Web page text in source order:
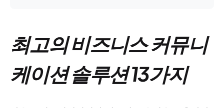
최고의 비즈니스 커뮤니
케이션 솔루션 13가지